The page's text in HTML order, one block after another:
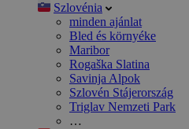
Szlovénia
minden ajánlat
Bled és környéke
Maribor
Rogaška Slatina
Savinja Alpok
Szlovén Stájerország
Triglav Nemzeti Park
…